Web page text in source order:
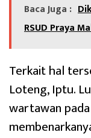
Baca Juga :
RSUD Praya
Terkait hal
Loteng, Iptu.
wartawan